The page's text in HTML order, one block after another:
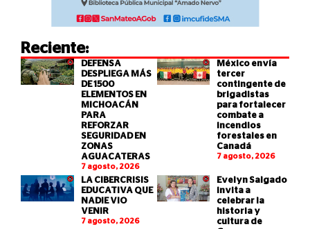
Reciente:
DEFENSA
DESPLIEGA MÁS
DE 1500
ELEMENTOS EN
MICHOACÁN
PARA
REFORZAR
SEGURIDAD EN
ZONAS
AGUACATERAS
7 agosto, 2026
México envía
tercer
contingente de
brigadistas
para fortalecer
combate a
incendios
forestales en
Canadá
7 agosto, 2026
LA CIBERCRISIS
EDUCATIVA QUE
NADIE VIO
VENIR
7 agosto, 2026
Evelyn Salgado
invita a
celebrar la
historia y
cultura de